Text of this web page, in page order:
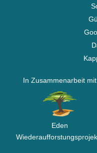
In Zusammenarbeit mit
Eden